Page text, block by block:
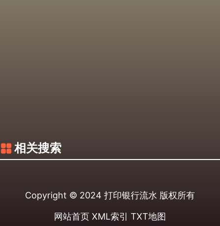
相关搜索
Copyright © 2024 打印银行流水 版权所有
网站首页 XML索引 TXT地图